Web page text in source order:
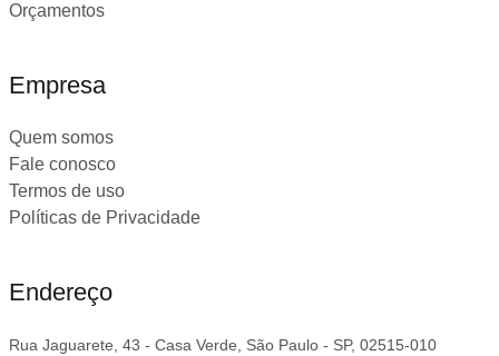
Orçamentos
Empresa
Quem somos
Fale conosco
Termos de uso
Políticas de Privacidade
Endereço
Rua Jaguarete, 43 - Casa Verde, São Paulo - SP, 02515-010